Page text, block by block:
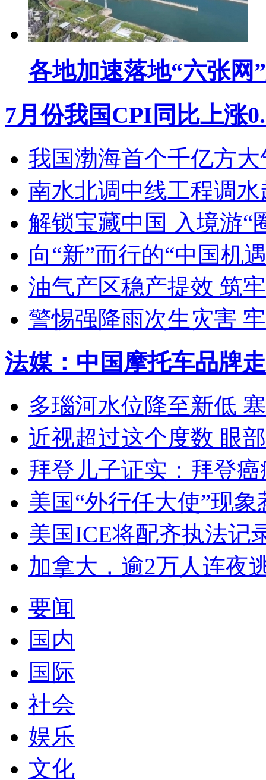
各地加速落地“六张网
7月份我国CPI同比上涨
我国渤海首个千亿方
南水北调中线工程调
解锁宝藏中国 入境游“
向“新”而行的“中国机
油气产区稳产提效 筑
警惕强降雨次生灾害
法媒：中国摩托车品牌
多瑙河水位降至新低
近视超过这个度数 眼
拜登儿子证实：拜登
美国“外行任大使”现象
美国ICE将配齐执法记
加拿大，逾2万人连夜
要闻
国内
国际
社会
娱乐
文化